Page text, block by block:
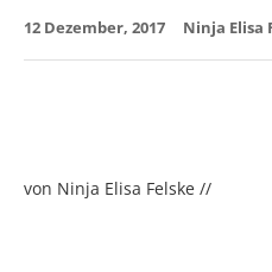
12 Dezember, 2017 Ninja Elisa
von Ninja Elisa Felske //